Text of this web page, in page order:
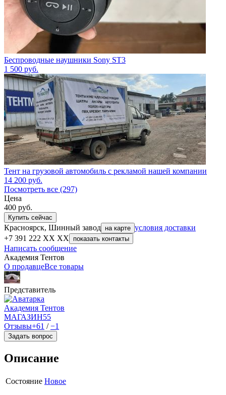
Беспроводные наушники Sony ST3
1 500 руб.
Тент на грузовой автомобиль с рекламой нашей компании
14 200 руб.
Посмотреть все (297)
Цена
400 руб.
Купить сейчас
Красноярск, Шинный завод на карте условия доставки
+7 391 222 XX XX
показать контакты
Написать сообщение
Академия Тентов
О продавцеВсе товары
Представитель
Академия Тентов
МАГАЗИН55
Отзывы+61 /−1
Задать вопрос
Описание
Состояние Новое